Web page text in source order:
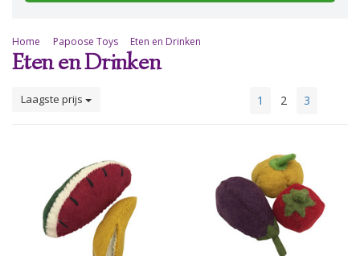
Home Papoose Toys Eten en Drinken
Eten en Drinken
Laagste prijs 1 2 3